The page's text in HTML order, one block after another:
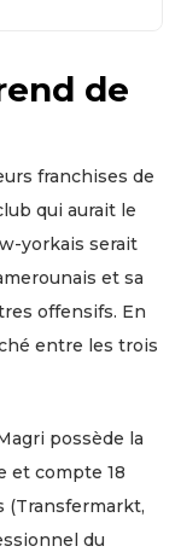
de
franchises de
qui aurait le
yorkais serait
et sa
offensifs. En
entre les trois
possède la
et compte 18
(Transfermarkt,
du